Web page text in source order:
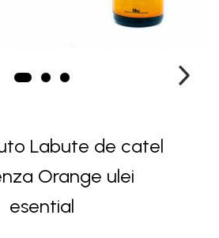
Labute de catel
Orange ulei
esential